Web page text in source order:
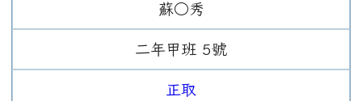
蘇○秀
二年 甲班 5號
正取